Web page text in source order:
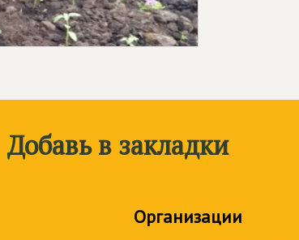
Добавь в закладки
Организации